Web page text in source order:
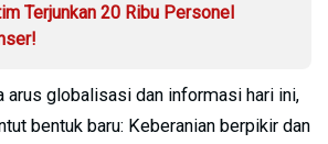
Terjunkan 20 Ribu Personel
arus globalisasi dan informasi hari ini,
bentuk baru: Keberanian berpikir dan